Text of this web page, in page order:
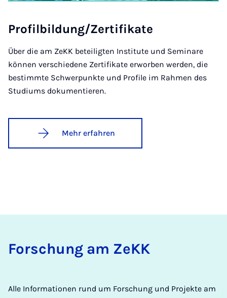
Pro­fil­bil­dung/Zer­ti­fi­ka­te
Über die am ZeKK beteiligten Institute und Seminare
können verschiedene Zertifikate erworben werden, die
bestimmte Schwerpunkte und Profile im Rahmen des
Studiums dokumentieren.
Mehr erfahren
For­schung am ZeKK
Alle Informationen rund um Forschung und Projekte am